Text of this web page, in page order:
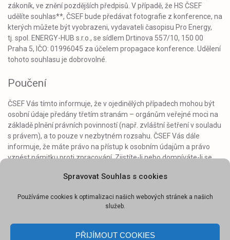
Spravovat Souhlas s cookies
Používáme cookies k optimalizaci našich webových stránek a našich
služeb.
PŘIJÍMOUT COOKIES
zákoník, ve znění pozdějších předpisů. V případě, že HS ČSEF
udělíte souhlas**, ČSEF bude předávat fotografie z konference, na
kterých můžete být vyobrazeni, vydavateli časopisu Pro Energy,
tj. spol. ENERGY-HUB s.r.o., se sídlem Drtinova 557/10, 150 00
Praha 5, IČO: 01996045 za účelem propagace konference. Udělení
tohoto souhlasu je dobrovolné.
Poučení
ČSEF Vás tímto informuje, že v ojedinělých případech mohou být
osobní údaje předány třetím stranám – orgánům veřejné moci na
základě plnění právních povinností (např. zvláštní šetření v souladu
s právem), a to pouze v nezbytném rozsahu. ČSEF Vás dále
informuje, že máte právo na přístup k osobním údajům a právo
vznést námitku proti zpracování. Zjistíte-li nebo domníváte-li se,
s ochranou Vašeho soukromého a osobního života nebo v rozporu
s ohledem na účel jejich zpracování, můžete požádat ČSEF
Zejména se může jednat o provedení opravy, doplnění, výmazu
osobních údajů, případně omezení zpracování. Dále máte právo